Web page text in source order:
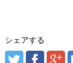
シェアする